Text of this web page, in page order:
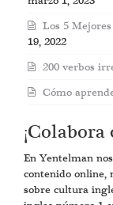
Los 5
19, 2022
200 verbos
Cómo
En Yentelman
contenido online,
sobre cultura